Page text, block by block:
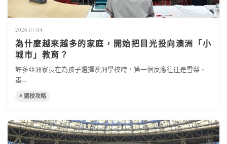
2026.07.04
為什麼越來越多的家庭，開始把目光投向澳洲「小
城市」教育？
許多亞洲家長在為孩子選擇澳洲學校時，第一個反應往往是雪梨、
墨...
# 選校攻略